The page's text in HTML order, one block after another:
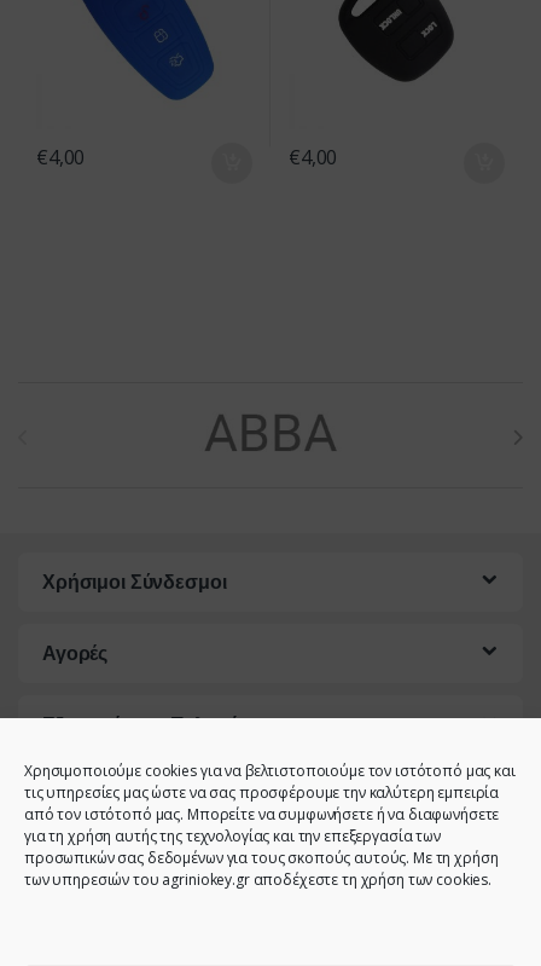
Χρησιμοποιούμε cookies για να βελτιστοποιούμε τον ιστότοπό μας και
τις υπηρεσίες μας ώστε να σας προσφέρουμε την καλύτερη εμπειρία
από τον ιστότοπό μας. Μπορείτε να συμφωνήσετε ή να διαφωνήσετε
για τη χρήση αυτής της τεχνολογίας και την επεξεργασία των
προσωπικών σας δεδομένων για τους σκοπούς αυτούς. Με τη χρήση
των υπηρεσιών του agriniokey.gr αποδέχεστε τη χρήση των cookies.
€4,00 €4,00
Χρήσιμοι Σύνδεσμοι
Αγορές
Εξυπηρέτηση Πελατών
Έχετε κάποια ερώτηση;